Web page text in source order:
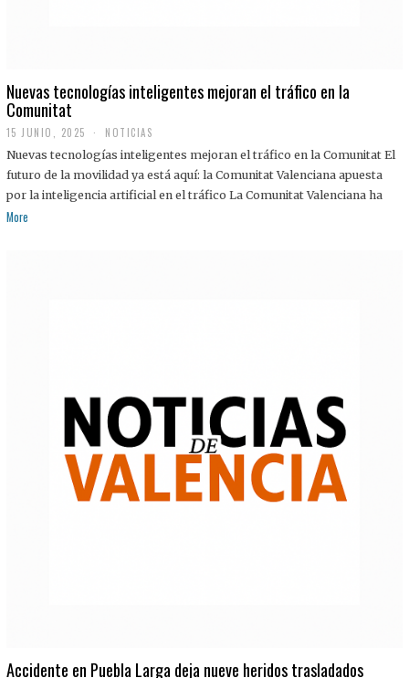
Nuevas tecnologías inteligentes mejoran el tráfico en la
Comunitat
15 JUNIO, 2025 NOTICIAS
Nuevas tecnologías inteligentes mejoran el tráfico en la Comunitat El
futuro de la movilidad ya está aquí: la Comunitat Valenciana apuesta
por la inteligencia artificial en el tráfico La Comunitat Valenciana ha
More
Accidente en Puebla Larga deja nueve heridos trasladados